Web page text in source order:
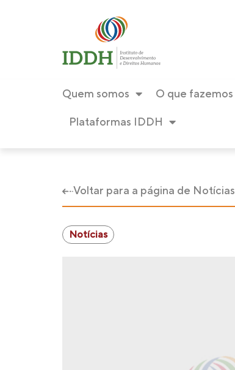
Quem somos O que fazemos
Plataformas IDDH
Voltar para a página de Notícias
Notícias